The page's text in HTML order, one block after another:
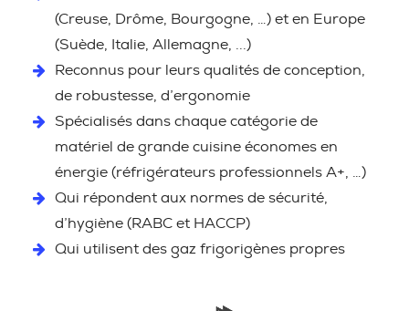
(Creuse, Drôme, Bourgogne, …) et en Europe
(Suède, Italie, Allemagne, ...)
Reconnus pour leurs qualités de conception,
de robustesse, d’ergonomie
Spécialisés dans chaque catégorie de
matériel de grande cuisine économes en
énergie (réfrigérateurs professionnels A+, …)
Qui répondent aux normes de sécurité,
d’hygiène (RABC et HACCP)
Qui utilisent des gaz frigorigènes propres